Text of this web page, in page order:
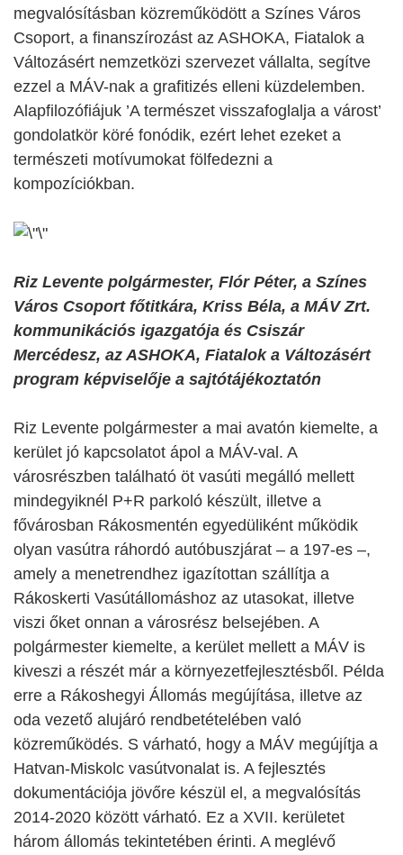
megvalósításban közreműködött a Színes Város
Csoport, a finanszírozást az ASHOKA, Fiatalok a
Változásért nemzetközi szervezet vállalta, segítve
ezzel a MÁV-nak a grafitizés elleni küzdelemben.
Alapfilozófiájuk ’A természet visszafoglalja a várost’
gondolatkör köré fonódik, ezért lehet ezeket a
természeti motívumokat fölfedezni a
kompozíciókban.
Riz Levente polgármester, Flór Péter, a Színes
Város Csoport főtitkára, Kriss Béla, a MÁV Zrt.
kommunikációs igazgatója és Csiszár
Mercédesz, az ASHOKA, Fiatalok a Változásért
program képviselője a sajtótájékoztatón
Riz Levente polgármester a mai avatón kiemelte, a
kerület jó kapcsolatot ápol a MÁV-val. A
városrészben található öt vasúti megálló mellett
mindegyiknél P+R parkoló készült, illetve a
fővárosban Rákosmentén egyedüliként működik
olyan vasútra ráhordó autóbuszjárat – a 197-es –,
amely a menetrendhez igazítottan szállítja a
Rákoskerti Vasútállomáshoz az utasokat, illetve
viszi őket onnan a városrész belsejében. A
polgármester kiemelte, a kerület mellett a MÁV is
kiveszi a részét már a környezetfejlesztésből. Példa
erre a Rákoshegyi Állomás megújítása, illetve az
oda vezető alujáró rendbetételében való
közreműködés. S várható, hogy a MÁV megújítja a
Hatvan-Miskolc vasútvonalat is. A fejlesztés
dokumentációja jövőre készül el, a megvalósítás
2014-2020 között várható. Ez a XVII. kerületet
három állomás tekintetében érinti. A meglévő